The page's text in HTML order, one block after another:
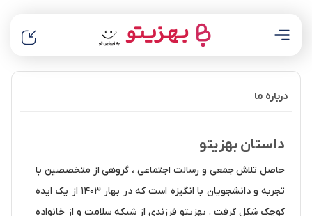
درباره ما
داستان بهزیتو
حاصل تلاش جمعی و رسالت اجتماعی ، گروهی از متخصصین با
تجربه و دانشجویان با انگیزه است که در بهار 1403 از یک ایده
کوچک شکل گرفت . بهزیتو فرزندی از شبکه سلامت و از خانواده